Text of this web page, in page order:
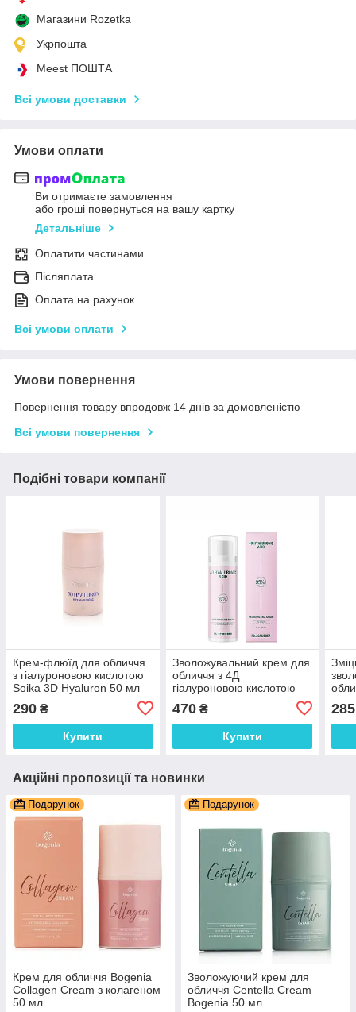
Магазини Rozetka
Укрпошта
Meest ПОШТА
Всі умови доставки
Умови оплати
Ви отримаєте замовлення
або гроші повернуться на вашу картку
Детальніше
Оплатити частинами
Післяплата
Оплата на рахунок
Всі умови оплати
Умови повернення
Повернення товару впродовж 14 днів за домовленістю
Всі умови повернення
Подібні товари компанії
Крем-флюїд для обличчя
з гіалуроновою кислотою
Soika 3D Hyaluron 50 мл
290 ₴
Купити
Зволожувальний крем для
обличчя з 4Д
гіалуроновою кислотою
470₴
Купити
285
Акційні пропозиції та новинки
Подарунок
Крем для обличчя Bogenia
Collagen Cream з колагеном
50 мл
Подарунок
Зволожуючий крем для
обличчя Centella Cream
Bogenia 50 мл